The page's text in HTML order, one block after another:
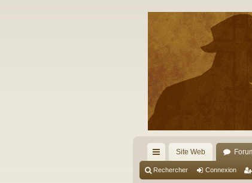
cc
Site Web
Rechercher Connexion